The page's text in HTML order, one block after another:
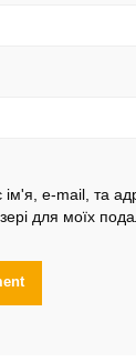
ім'я, e-mail, та
для моїх